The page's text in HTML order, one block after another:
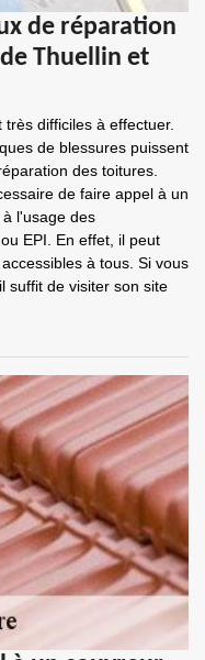
de réparation
Thuellin et
difficiles à effectuer.
de blessures puissent
des toitures.
de faire appel à un
l'usage des
EPI. En effet, il peut
à tous. Si vous
suffit de visiter son site